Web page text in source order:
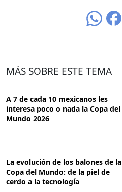
MÁS SOBRE ESTE TEMA
A 7 de cada 10 mexicanos les
interesa poco o nada la Copa del
Mundo 2026
La evolución de los balones de la
Copa del Mundo: de la piel de
cerdo a la tecnología